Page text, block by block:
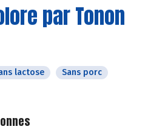
par Tonon
lactose
Sans porc